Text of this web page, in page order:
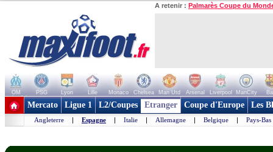
A retenir : Palmarès Coupe du
OM PSG Lyon Lille Monaco Chelsea Man Utd Arsenal Liverpool ManCity
+ de clubs
Mercato Ligue 1 L2/Coupes Etranger Coupe d'Europe Les
Angleterre | Espagne | Italie | Allemagne | Belgique | Pays-Bas